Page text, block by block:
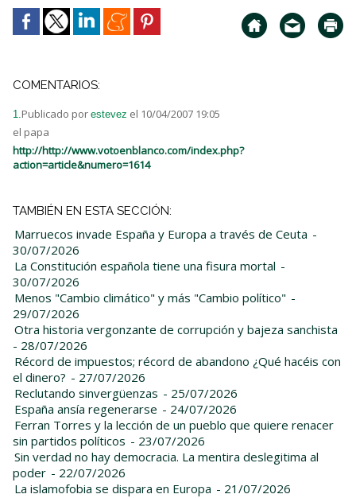
COMENTARIOS:
1.Publicado por estevez el 10/04/2007 19:05
el papa
http://http://www.votoenblanco.com/index.php?
action=article&numero=1614
TAMBIÉN EN ESTA SECCIÓN:
Marruecos invade España y Europa a través de Ceuta -
30/07/2026
La Constitución española tiene una fisura mortal -
30/07/2026
Menos "Cambio climático" y más "Cambio político" -
29/07/2026
Otra historia vergonzante de corrupción y bajeza sanchista
- 28/07/2026
Récord de impuestos; récord de abandono ¿Qué hacéis con
el dinero? - 27/07/2026
Reclutando sinvergüenzas - 25/07/2026
España ansía regenerarse - 24/07/2026
Ferran Torres y la lección de un pueblo que quiere renacer
sin partidos políticos - 23/07/2026
Sin verdad no hay democracia. La mentira deslegitima al
poder - 22/07/2026
La islamofobia se dispara en Europa - 21/07/2026